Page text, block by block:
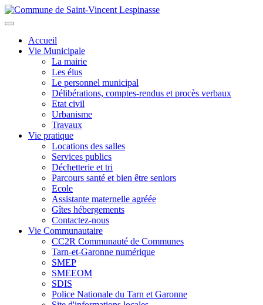
Aller
au
principal
Toggle
navigationAccueil
Vie Municipale
La mairie
Les élus
Le personnel municipal
Délibérations, comptes-rendus et procès verbaux
Etat civil
Urbanisme
Travaux
Vie pratique
Locations des salles
Services publics
Déchetterie et tri
Parcours santé et bien être seniors
Ecole
Assistante maternelle agréée
Gîtes hébergements
Contactez-nous
Vie Communautaire
CC2R Communauté de Communes
Tarn-et-Garonne numérique
SMEP
SMEEOM
SDIS
Police Nationale du Tarn et Garonne